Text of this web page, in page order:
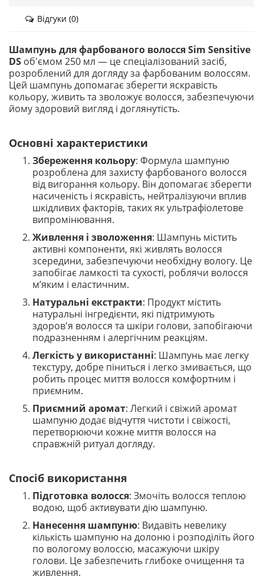
Відгуки (0)
Шампунь для фарбованого волосся Sim Sensitive
DS об'ємом 250 мл — це спеціалізований засіб,
розроблений для догляду за фарбованим волоссям.
Цей шампунь допомагає зберегти яскравість
кольору, живить та зволожує волосся, забезпечуючи
йому здоровий вигляд і доглянутість.
Основні характеристики
Збереження кольору: Формула шампуню
розроблена для захисту фарбованого волосся
від вигорання кольору. Він допомагає зберегти
насиченість і яскравість, нейтралізуючи вплив
шкідливих факторів, таких як ультрафіолетове
випромінювання.
Живлення і зволоження: Шампунь містить
активні компоненти, які живлять волосся
зсередини, забезпечуючи необхідну вологу. Це
запобігає ламкості та сухості, роблячи волосся
м’яким і еластичним.
Натуральні екстракти: Продукт містить
натуральні інгредієнти, які підтримують
здоров'я волосся та шкіри голови, запобігаючи
подразненням і алергічним реакціям.
Легкість у використанні: Шампунь має легку
текстуру, добре піниться і легко змивається, що
робить процес миття волосся комфортним і
приємним.
Приємний аромат: Легкий і свіжий аромат
шампуню додає відчуття чистоти і свіжості,
перетворюючи кожне миття волосся на
справжній ритуал догляду.
Спосіб використання
Підготовка волосся: Змочіть волосся теплою
водою, щоб активувати дію шампуню.
Нанесення шампуню: Видавіть невелику
кількість шампуню на долоню і розподіліть його
по вологому волоссю, масажуючи шкіру
голови. Це забезпечить глибоке очищення та
живлення.